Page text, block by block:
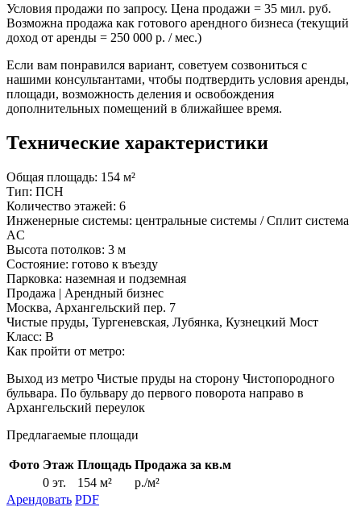
Условия продажи по запросу. Цена продажи = 35 мил. руб.
Возможна продажа как готового арендного бизнеса (текущий
доход от аренды = 250 000 р. / мес.)
Если вам понравился вариант, советуем созвониться с
нашими консультантами, чтобы подтвердить условия аренды,
площади, возможность деления и освобождения
дополнительных помещений в ближайшее время.
Технические характеристики
Общая площадь: 154 м²
Тип: ПСН
Количество этажей: 6
Инженерные системы: центральные системы / Сплит система
AC
Высота потолков: 3 м
Состояние: готово к въезду
Парковка: наземная и подземная
Продажа | Арендный бизнес
Москва, Архангельский пер. 7
Чистые пруды, Тургеневская, Лубянка, Кузнецкий Мост
Класс: В
Как пройти от метро:
Выход из метро Чистые пруды на сторону Чистопородного
бульвара. По бульвару до первого поворота направо в
Архангельский переулок
Предлагаемые площади
Фото Этаж Площадь Продажа за кв.м
0 эт.
154 м²
р./м²
Арендовать PDF